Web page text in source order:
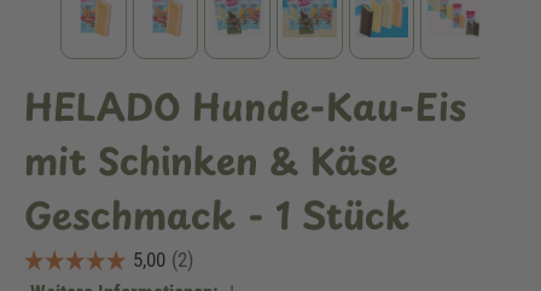
HELADO Hunde-Kau-Eis
mit Schinken & Käse
Geschmack - 1 Stück